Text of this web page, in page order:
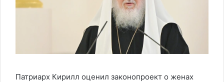
Патриарх Кирилл оценил законопроект о женах